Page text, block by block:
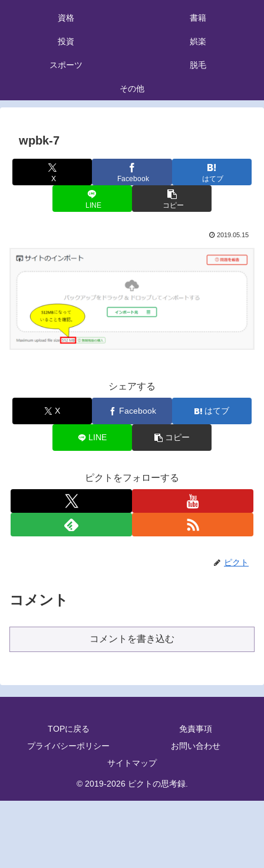
資格 書籍
投資 娯楽
スポーツ 脱毛
その他
wpbk-7
X Facebook はてブ
LINE コピー
2019.05.15
シェアする
X Facebook はてブ
LINE コピー
ピクトをフォローする
ピクト
コメント
コメントを書き込む
TOPに戻る
免責事項
プライバシーポリシー
お問い合わせ
サイトマップ
© 2019-2026 ピクトの思考録.